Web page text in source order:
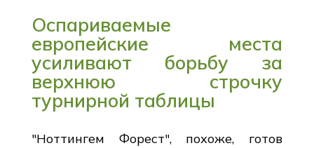
Оспариваемые
европейские места
усиливают борьбу за
верхнюю строчку
турнирной таблицы
"Ноттингем Форест", похоже, готов